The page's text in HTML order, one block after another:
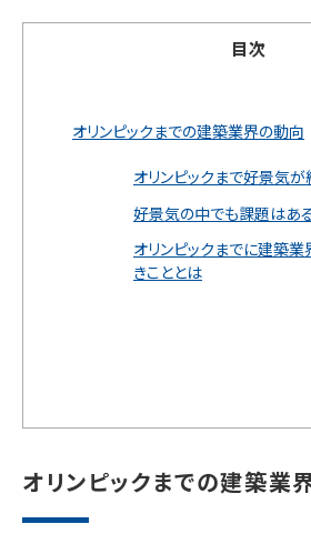
目次
オリンピックまでの建築業界の動向
オリンピックまで好景気が
好景気の中でも課題はあ
オリンピックまでに建築
きこととは
オリンピックまでの建築業